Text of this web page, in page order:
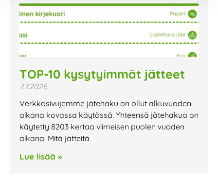
TOP-10 kysytyimmät jätteet
7.7.2026
Verkkosivujemme jätehaku on ollut alkuvuoden
aikana kovassa käytössä. Yhteensä jätehakua on
käytetty 8203 kertaa viimeisen puolen vuoden
aikana. Mitä jätteitä
Lue lisää »